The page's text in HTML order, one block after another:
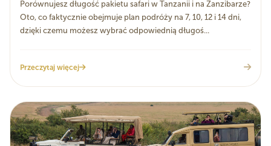
Porównujesz długość pakietu safari w Tanzanii i na Zanzibarze?
Oto, co faktycznie obejmuje plan podróży na 7, 10, 12 i 14 dni,
dzięki czemu możesz wybrać odpowiednią długoś...
Przeczytaj więcej